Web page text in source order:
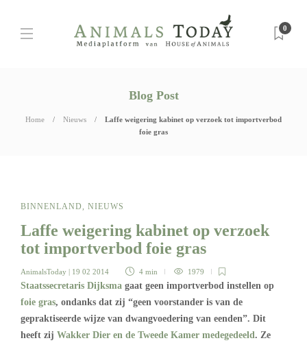
0
Blog Post
Home Nieuws
Laffe weigering kabinet op verzoek tot importverbod
foie gras
BINNENLAND, NIEUWS
Laffe weigering kabinet op verzoek
tot importverbod foie gras
AnimalsToday | 19 02 2014 4 min 1979
Staatssecretaris Dijksma gaat geen importverbod instellen op
foie gras, ondanks dat zij “geen voorstander is van de
gepraktiseerde wijze van dwangvoedering van eenden”. Dit
heeft zij Wakker Dier en de Tweede Kamer medegedeeld. Ze